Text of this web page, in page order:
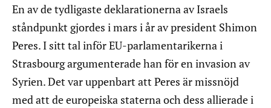
En av de tydligaste deklarationerna av Israels
ståndpunkt gjordes i mars i år av president Shimon
Peres. I sitt tal inför EU-parlamentarikerna i
Strasbourg argumenterade han för en invasion av
Syrien. Det var uppenbart att Peres är missnöjd
med att de europeiska staterna och dess allierade i